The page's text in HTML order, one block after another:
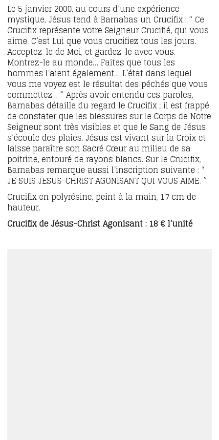
Le 5 janvier 2000, au cours d’une expérience
mystique, Jésus tend à Barnabas un Crucifix : “ Ce
Crucifix représente votre Seigneur Crucifié, qui vous
aime. C’est Lui que vous crucifiez tous les jours.
Acceptez-le de Moi, et gardez-le avec vous.
Montrez-le au monde… Faites que tous les
hommes l’aient également… L’état dans lequel
vous me voyez est le résultat des péchés que vous
commettez… ” Après avoir entendu ces paroles,
Barnabas détaille du regard le Crucifix ; il est frappé
de constater que les blessures sur le Corps de Notre
Seigneur sont très visibles et que le Sang de Jésus
s’écoule des plaies. Jésus est vivant sur la Croix et
laisse paraître son Sacré Cœur au milieu de sa
poitrine, entouré de rayons blancs. Sur le Crucifix,
Barnabas remarque aussi l’inscription suivante : “
JE SUIS JESUS-CHRIST AGONISANT QUI VOUS AIME. ”
Crucifix en polyrésine, peint à la main, 17 cm de
hauteur.
Crucifix de Jésus-Christ Agonisant : 18 € l’unité